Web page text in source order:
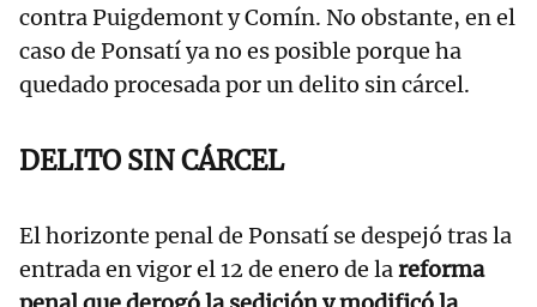
contra Puigdemont y Comín. No obstante, en el
caso de Ponsatí ya no es posible porque ha
quedado procesada por un delito sin cárcel.
DELITO SIN CÁRCEL
El horizonte penal de Ponsatí se despejó tras la
entrada en vigor el 12 de enero de lareforma